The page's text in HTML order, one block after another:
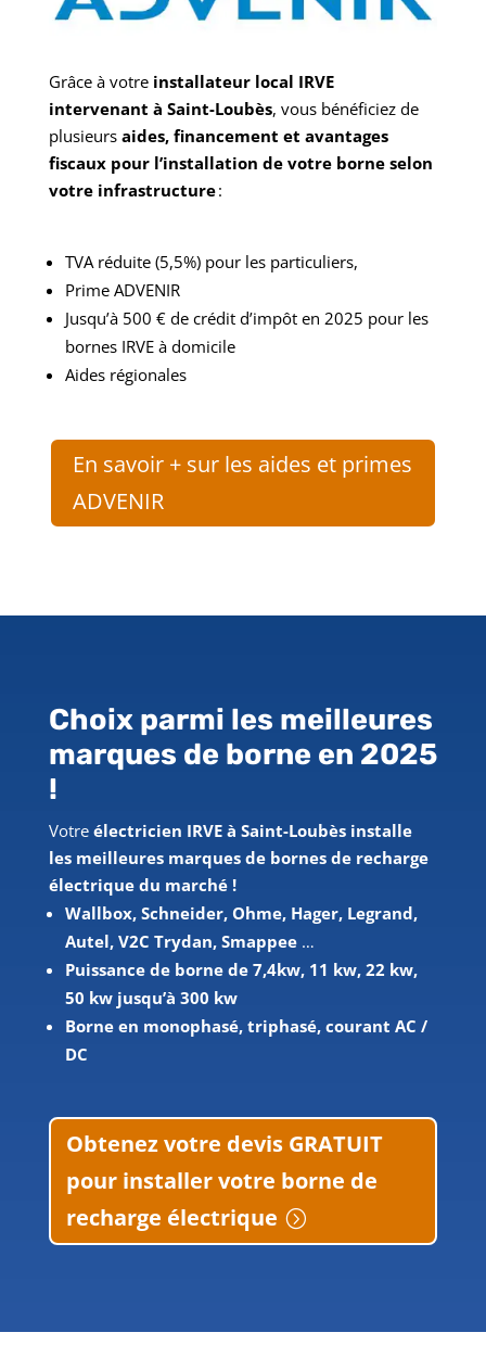
Grâce à votre installateur local IRVE
intervenant à Saint-Loubès, vous bénéficiez de
plusieurs aides, financement et avantages
fiscaux pour l’installation de votre borne selon
votre infrastructure:
TVA réduite (5,5%) pour les particuliers,
Prime ADVENIR
Jusqu’à 500 € de crédit d’impôt en 2025 pour les
bornes IRVE à domicile
Aides régionales
En savoir + sur les aides et primes
ADVENIR
Choix parmi les meilleures
marques de borne en 2025
!
Votre électricien IRVE à Saint-Loubès installe
les meilleures marques de bornes de recharge
électrique du marché !
Wallbox, Schneider, Ohme, Hager, Legrand,
Autel, V2C Trydan, Smappee…
Puissance de borne de 7,4kw, 11 kw, 22 kw,
50 kw jusqu’à 300 kw
Borne en monophasé, triphasé, courant AC /
DC
Obtenez votre devis GRATUIT
pour installer votre borne de
recharge électrique